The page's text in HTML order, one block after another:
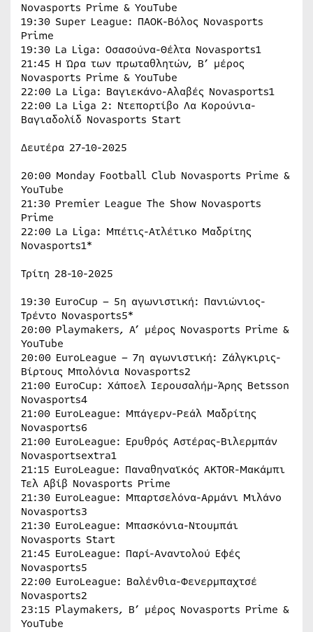
Novasports Prime & YouTube
19:30 Super League: ΠΑΟΚ-Βόλος Novasports
Prime
19:30 La Liga: Οσασούνα-Θέλτα Novasports1
21:45 Η Ώρα των πρωταθλητών, Β’ μέρος
Novasports Prime & YouTube
22:00 La Liga: Βαγιεκάνο-Αλαβές Novasports1
22:00 La Liga 2: Ντεπορτίβο Λα Κορούνια-
Βαγιαδολίδ Novasports Start
Δευτέρα 27-10-2025
20:00 Monday Football Club Novasports Prime &
YouTube
21:30 Premier League The Show Novasports
Prime
22:00 La Liga: Μπέτις-Ατλέτικο Μαδρίτης
Novasports1*
Τρίτη 28-10-2025
19:30 EuroCup – 5η αγωνιστική: Πανιώνιος-
Τρέντο Novasports5*
20:00 Playmakers, Α’ μέρος Novasports Prime &
YouTube
20:00 EuroLeague – 7η αγωνιστική: Ζάλγκιρις-
Βίρτους Μπολόνια Novasports2
21:00 EuroCup: Χάποελ Ιερουσαλήμ-Άρης Betsson
Novasports4
21:00 EuroLeague: Μπάγερν-Ρεάλ Μαδρίτης
Novasports6
21:00 EuroLeague: Ερυθρός Αστέρας-Βιλερμπάν
Novasportsextra1
21:15 EuroLeague: Παναθηναϊκός AKTOR-Μακάμπι
Τελ Αβίβ Novasports Prime
21:30 EuroLeague: Μπαρτσελόνα-Αρμάνι Μιλάνο
Novasports3
21:30 EuroLeague: Μπασκόνια-Ντουμπάι
Novasports Start
21:45 EuroLeague: Παρί-Αναντολού Εφές
Novasports5
22:00 EuroLeague: Βαλένθια-Φενερμπαχτσέ
Novasports2
23:15 Playmakers, B’ μέρος Novasports Prime &
YouTube